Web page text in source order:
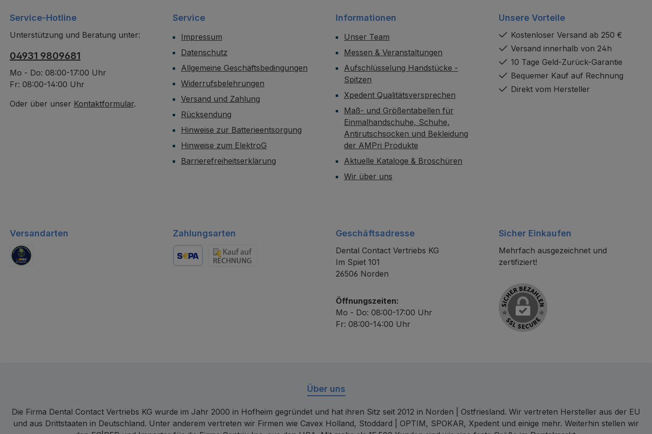
Service-Hotline
Unterstützung und Beratung unter:
04931 9809681
Mo - Do: 08:00-17:00 Uhr
Fr: 08:00-14:00 Uhr
Oder über unser Kontaktformular.
Service
Impressum
Datenschutz
Allgemeine Geschäftsbedingungen
Widerrufsbelehrungen
Versand und Zahlung
Rücksendung
Hinweise zur Batterieentsorgung
Hinweise zum ElektroG
Barrierefreiheitserklärung
Informationen
Unser Team
Messen & Veranstaltungen
Aufschlüsselung Handstücke -
Spitzen
Xpedent Qualitätsversprechen
Maß- und Größentabellen für
Einmalhandschuhe, Schuhe,
Antirutschsocken und Bekleidung
der AMPri Produkte
Aktuelle Kataloge & Broschüren
Wir über uns
Unsere Vorteile
Kostenloser Versand ab 250 €
Versand innerhalb von 24h
10 Tage Geld-Zurück-Garantie
Bequemer Kauf auf Rechnung
Direkt vom Hersteller
Versandarten Zahlungsarten Geschäftsadresse
Dental Contact Vertriebs KG
Im Spiet 101
26506 Norden
Öffnungszeiten:
Mo - Do: 08:00-17:00 Uhr
Fr: 08:00-14:00 Uhr
Sicher Einkaufen
Mehrfach ausgezeichnet und
zertifiziert!
Über uns
Die Firma Dental Contact Vertriebs KG wurde im Jahr 2000 in Hofheim gegründet und hat ihren Sitz seit 2012 in Norden | Ostfriesland. Wir vertreten Hersteller aus der EU
und aus Drittstaaten in Deutschland. Unter anderem vertreten wir Firmen wie Cavex Holland, Stoddard | OPTIM, SPOKAR, Xpedent und einige mehr. Weiterhin stellen wir